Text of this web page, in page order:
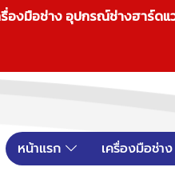
องมือช่าง อุปกรณ์ช่างฮาร์ด
หน้าแรก เครื่องมือช่าง